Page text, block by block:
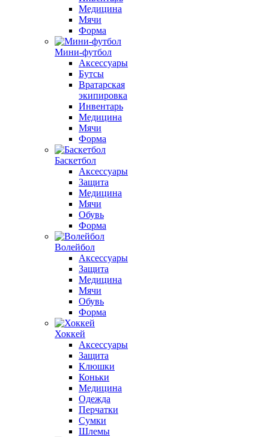
Медицина
Мячи
Форма
Мини-футбол
Аксессуары
Бутсы
Вратарская
экипировка
Инвентарь
Медицина
Мячи
Форма
Баскетбол
Аксессуары
Защита
Медицина
Мячи
Обувь
Форма
Волейбол
Аксессуары
Защита
Медицина
Мячи
Обувь
Форма
Хоккей
Аксессуары
Защита
Клюшки
Коньки
Медицина
Одежда
Перчатки
Сумки
Шлемы